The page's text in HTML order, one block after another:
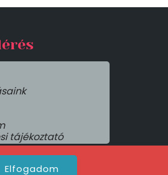
Elfogadom
tájékoztató